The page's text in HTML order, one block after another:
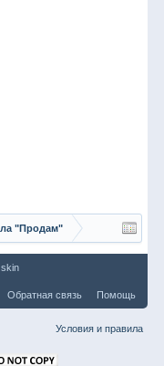
"Продам"
Обратная связь Помощь
Условия и правила